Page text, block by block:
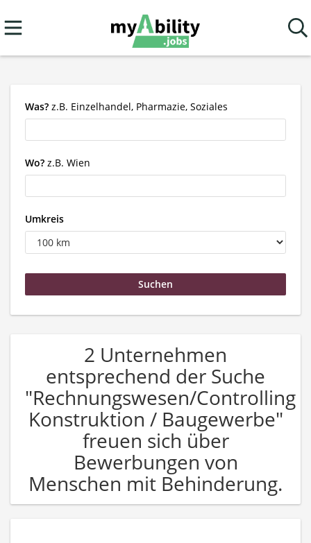
Was? z.B. Einzelhandel, Pharmazie, Soziales
Wo? z.B. Wien
Umkreis
2 Unternehmen
entsprechend der Suche
"Rechnungswesen/Controlling
Konstruktion / Baugewerbe"
freuen sich über
Bewerbungen von
Menschen mit Behinderung.